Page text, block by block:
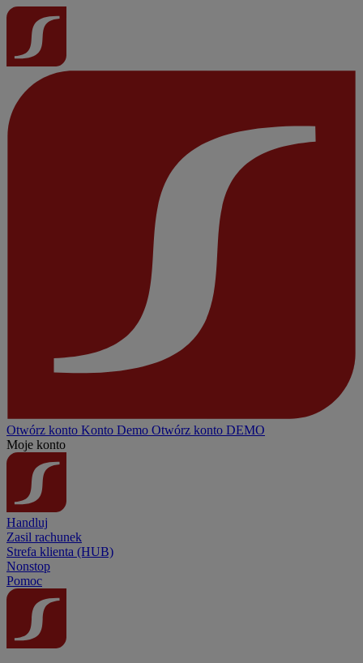
Otwórz konto Konto Demo Otwórz konto DEMO
Moje konto
Handluj
Zasil rachunek
Strefa klienta (HUB)
Nonstop
Pomoc